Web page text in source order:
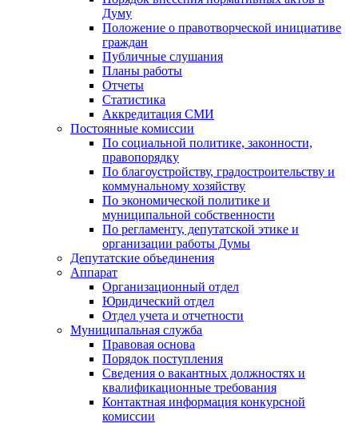
Думу
Положение о правотворческой инициативе
граждан
Публичные слушания
Планы работы
Отчеты
Статистика
Аккредитация СМИ
Постоянные комиссии
По социальной политике, законности,
правопорядку
По благоустройству, градостроительству и
коммунальному хозяйству
По экономической политике и
муниципальной собственности
По регламенту, депутатской этике и
организации работы Думы
Депутатские объединения
Аппарат
Организационный отдел
Юридический отдел
Отдел учета и отчетности
Муниципальная служба
Правовая основа
Порядок поступления
Сведения о вакантных должностях и
квалификационные требования
Контактная информация конкурсной
комиссии